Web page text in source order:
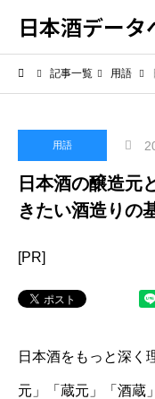
日本酒データ
記事一覧 用語
用語
日本酒の醸造元
きたい酒造りの
[PR]
日本酒をもっと深く
元」「蔵元」「酒蔵